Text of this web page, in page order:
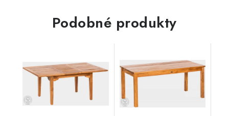
bezpečnost,...
Podobné produkty